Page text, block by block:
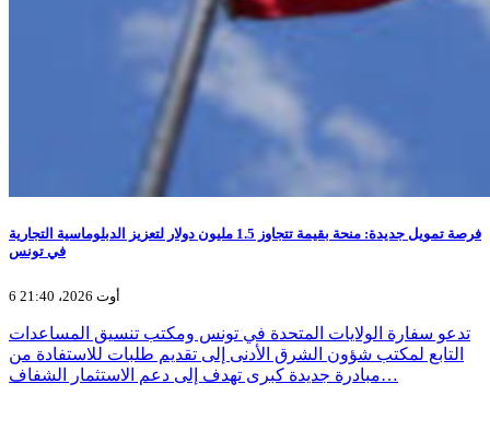
فرصة تمويل جديدة: منحة بقيمة تتجاوز 1.5 مليون دولار لتعزيز الدبلوماسية التجارية
في تونس
6 أوت 2026، 21:40
تدعو سفارة الولايات المتحدة في تونس ومكتب تنسيق المساعدات
التابع لمكتب شؤون الشرق الأدنى إلى تقديم طلبات للاستفادة من
مبادرة جديدة كبرى تهدف إلى دعم الاستثمار الشفاف…